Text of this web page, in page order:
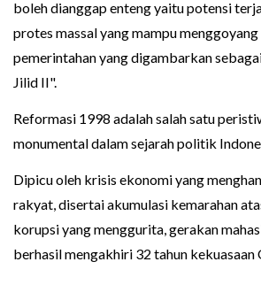
boleh dianggap enteng yaitu potensi
protes massal yang mampu
pemerintahan yang digambarkan
Jilid II".
Reformasi 1998 adalah salah satu
monumental dalam sejarah politik
Dipicu oleh krisis ekonomi yang
rakyat, disertai akumulasi kemarahan
korupsi yang menggurita, gerakan
berhasil mengakhiri 32 tahun kekuasaan